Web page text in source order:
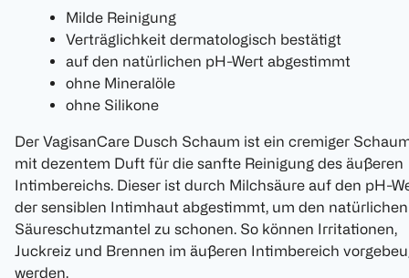
Milde Reinigung
Verträglichkeit dermatologisch bestätigt
auf den natürlichen pH-Wert abgestimmt
ohne Mineralöle
ohne Silikone
Der VagisanCare Dusch Schaum ist ein cremiger
mit dezentem Duft für die sanfte Reinigung des äußeren
Intimbereichs. Dieser ist durch Milchsäure auf den pH-
der sensiblen Intimhaut abgestimmt, um den natürlichen
Säureschutzmantel zu schonen. So können Irritationen,
Juckreiz und Brennen im äußeren Intimbereich
werden.